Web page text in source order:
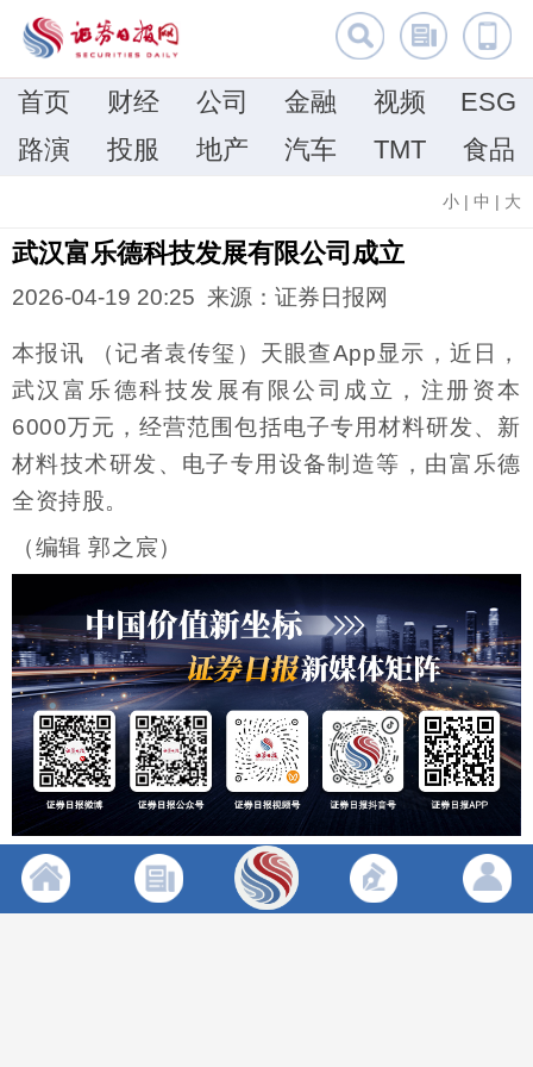
首页 财经 公司 金融 视频
ESG
路演
投服 地产 汽车 TMT 食品
小 | 中 | 大
武汉富乐德科技发展有限公司成立
2026-04-19 20:25 来源：证券日报网
本报讯 （记者袁传玺）天眼查App显示，近日，
武汉富乐德科技发展有限公司成立，注册资本
6000万元，经营范围包括电子专用材料研发、新
材料技术研发、电子专用设备制造等，由富乐德
全资持股。
（编辑 郭之宸）